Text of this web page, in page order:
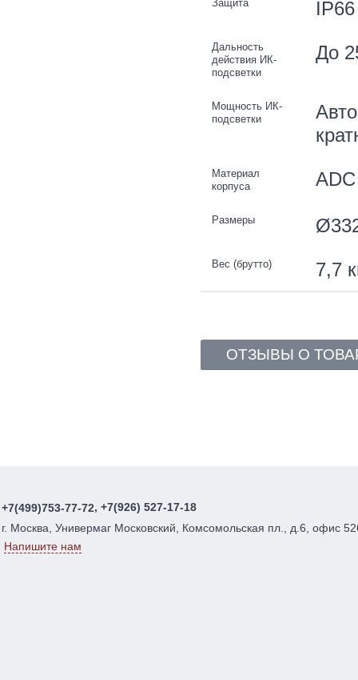
Защита IP66
Дальность
действия ИК-
подсветки
До
Мощность ИК-
подсветки
Материал
корпуса
Размеры
Вес (брутто) 7,7
ОТЗЫВЫ О
+7(499)753-77-72, +7(926) 527-17-18
г. Москва, Универмаг Московский, Комсомольская пл., д.6, офис
Напишите нам